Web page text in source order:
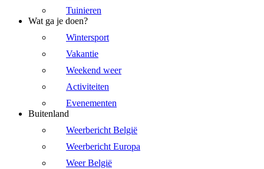
Tuinieren
Wat ga je doen?
Wintersport
Vakantie
Weekend weer
Activiteiten
Evenementen
Buitenland
Weerbericht België
Weerbericht Europa
Weer België